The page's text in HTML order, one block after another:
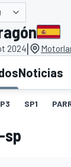
WRC
presentado por
2024|
Noticias
SP1